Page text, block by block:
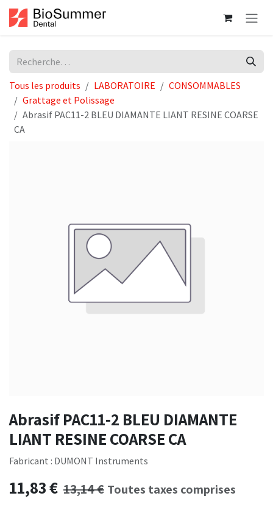
Se rendre au contenu
Tous les produits LABORATOIRE
CONSOMMABLES
Grattage et Polissage
Abrasif PAC11-2 BLEU DIAMANTE LIANT RESINE COARSE
CA
Abrasif PAC11-2 BLEU DIAMANTE
LIANT RESINE COARSE CA
Fabricant : DUMONT Instruments
11,83€ 13,14€ Toutes taxes comprises